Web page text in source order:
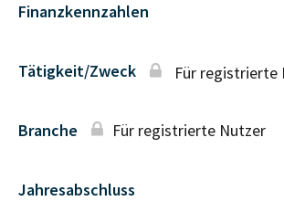
Finanzkennzahlen
Tätigkeit/Zweck Für registrierte
Branche Für registrierte Nutzer
Jahresabschluss